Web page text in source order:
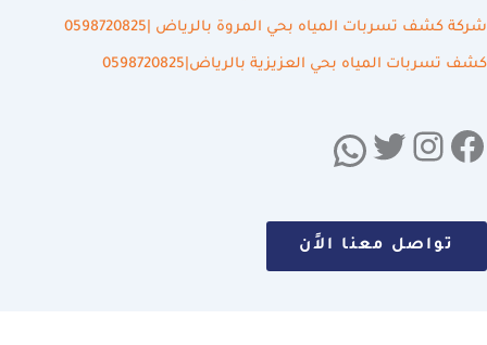
شركة كشف تسربات المياه بحي المروة بالرياض |0598720825
كشف تسربات المياه بحي العزيزية بالرياض|0598720825
تواصل معنا الاًن